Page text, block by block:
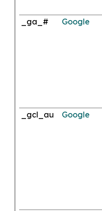
_ga_# Google
_gcl_au Google